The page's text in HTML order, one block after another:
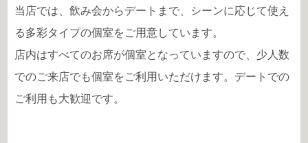
当店では、飲み会からデートまで、シーンに応じて使え
る多彩タイプの個室をご用意しています。
店内はすべてのお席が個室となっていますので、少人数
でのご来店でも個室をご利用いただけます。デートでの
ご利用も大歓迎です。